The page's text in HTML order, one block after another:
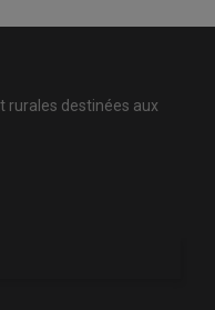
rurales destinées aux